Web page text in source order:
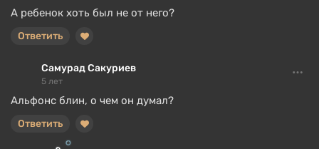
А ребенок хоть был не от него?
Ответить
Самурад Сакуриев
5 лет
Альфонс блин, о чем он думал?
Ответить